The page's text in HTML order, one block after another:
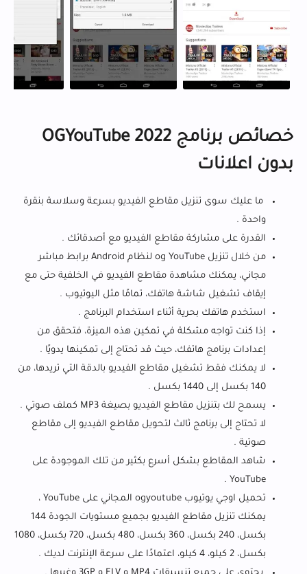
خصائص برنامج OGYouTube 2022
بدون اعلانات
ما عليك سوى تنزيل مقاطع الفيديو بسرعة وسلاسة بنقرة
واحدة .
القدرة على مشاركة مقاطع الفيديو مع أصدقائك .
من خلال تنزيل og YouTube لنظام Android برابط مباشر
مجاني، يمكنك مشاهدة مقاطع الفيديو في الخلفية حتى مع
إيقاف تشغيل شاشة هاتفك، تمامًا مثل اليوتيوب .
استخدم هاتفك بحرية أثناء استخدام البرنامج .
إذا كنت تواجه مشكلة في تمكين هذه الميزة، فتحقق من
إعدادات برنامج هاتفك، حيث قد تحتاج إلى تمكينها يدويًا .
لا يمكنك فقط تشغيل مقاطع الفيديو بالدقة التي تريدها، من
140 بكسل إلى 1440 بكسل .
يسمح لك بتنزيل مقاطع الفيديو بصيغة MP3 كملف صوتي .
لا تحتاج إلى برنامج ثالث لتحويل مقاطع الفيديو إلى مقاطع
صوتية .
شاهد المقاطع بشكل أسرع بكثير من تلك الموجودة على
YouTube .
تحميل اوجي يوتيوب ogyoutube المجاني على YouTube ،
يمكنك تنزيل مقاطع الفيديو بجميع مستويات الجودة 144
بكسل، 240 بكسل، 360 بكسل، 480 بكسل، 720 بكسل، 1080
بكسل، 2 كيلو، 4 كيلو، اعتمادًا على سرعة الإنترنت لديك .